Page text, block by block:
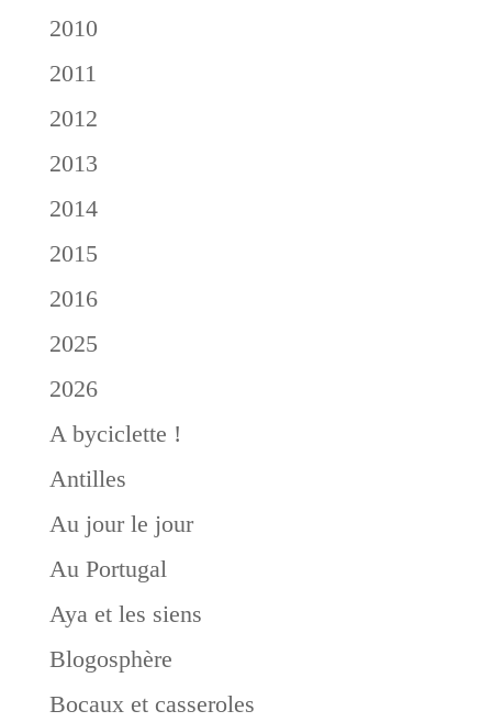
2010
2011
2012
2013
2014
2015
2016
2025
2026
A byciclette !
Antilles
Au jour le jour
Au Portugal
Aya et les siens
Blogosphère
Bocaux et casseroles